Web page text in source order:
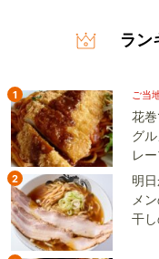
ラン
1 ご当
花
グ
レ
2
明
メ
干